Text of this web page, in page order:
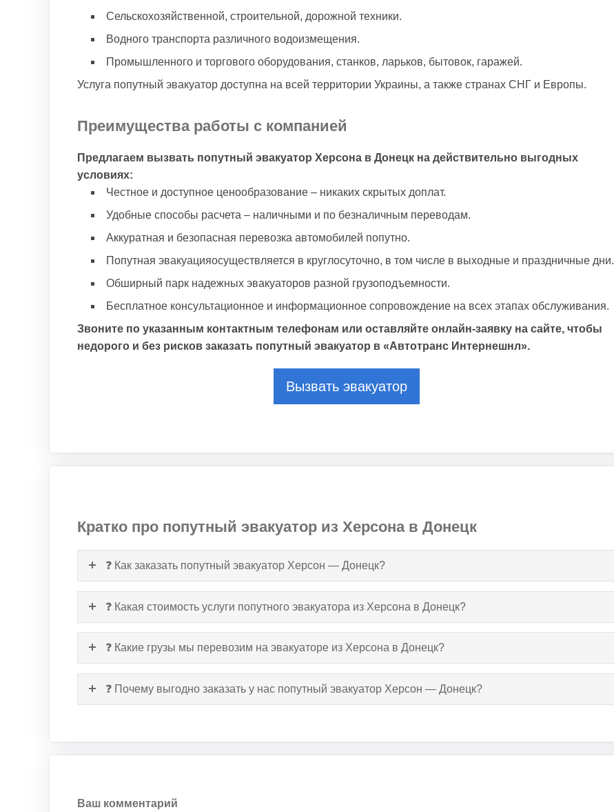
Сельскохозяйственной, строительной, дорожной техники.
Водного транспорта различного водоизмещения.
Промышленного и торгового оборудования, станков, ларьков, бытовок, гаражей.
Услуга попутный эвакуатор доступна на всей территории Украины, а также странах СНГ и Европы.
Преимущества работы с компанией
Предлагаем вызвать попутный эвакуатор Херсона в Донецк на действительно выгодных
условиях:
Честное и доступное ценообразование – никаких скрытых доплат.
Удобные способы расчета – наличными и по безналичным переводам.
Аккуратная и безопасная перевозка автомобилей попутно.
Попутная эвакуацияосуществляется в круглосуточно, в том числе в выходные и праздничные дни.
Обширный парк надежных эвакуаторов разной грузоподъемности.
Бесплатное консультационное и информационное сопровождение на всех этапах обслуживания.
Звоните по указанным контактным телефонам или оставляйте онлайн-заявку на сайте, чтобы
недорого и без рисков заказать попутный эвакуатор в «Автотранс Интернешнл».
Вызвать эвакуатор
Кратко про попутный эвакуатор из Херсона в Донецк
❓ Как заказать попутный эвакуатор Херсон — Донецк?
❓ Какая стоимость услуги попутного эвакуатора из Херсона в Донецк?
❓ Какие грузы мы перевозим на эвакуаторе из Херсона в Донецк?
❓ Почему выгодно заказать у нас попутный эвакуатор Херсон — Донецк?
Ваш комментарий